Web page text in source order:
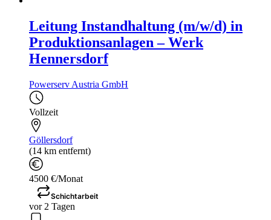
Leitung Instandhaltung (m/w/d) in
Produktionsanlagen – Werk
Hennersdorf
Powerserv Austria GmbH
Vollzeit
Göllersdorf
(14 km entfernt)
4500 €/Monat
Schichtarbeit
vor 2 Tagen